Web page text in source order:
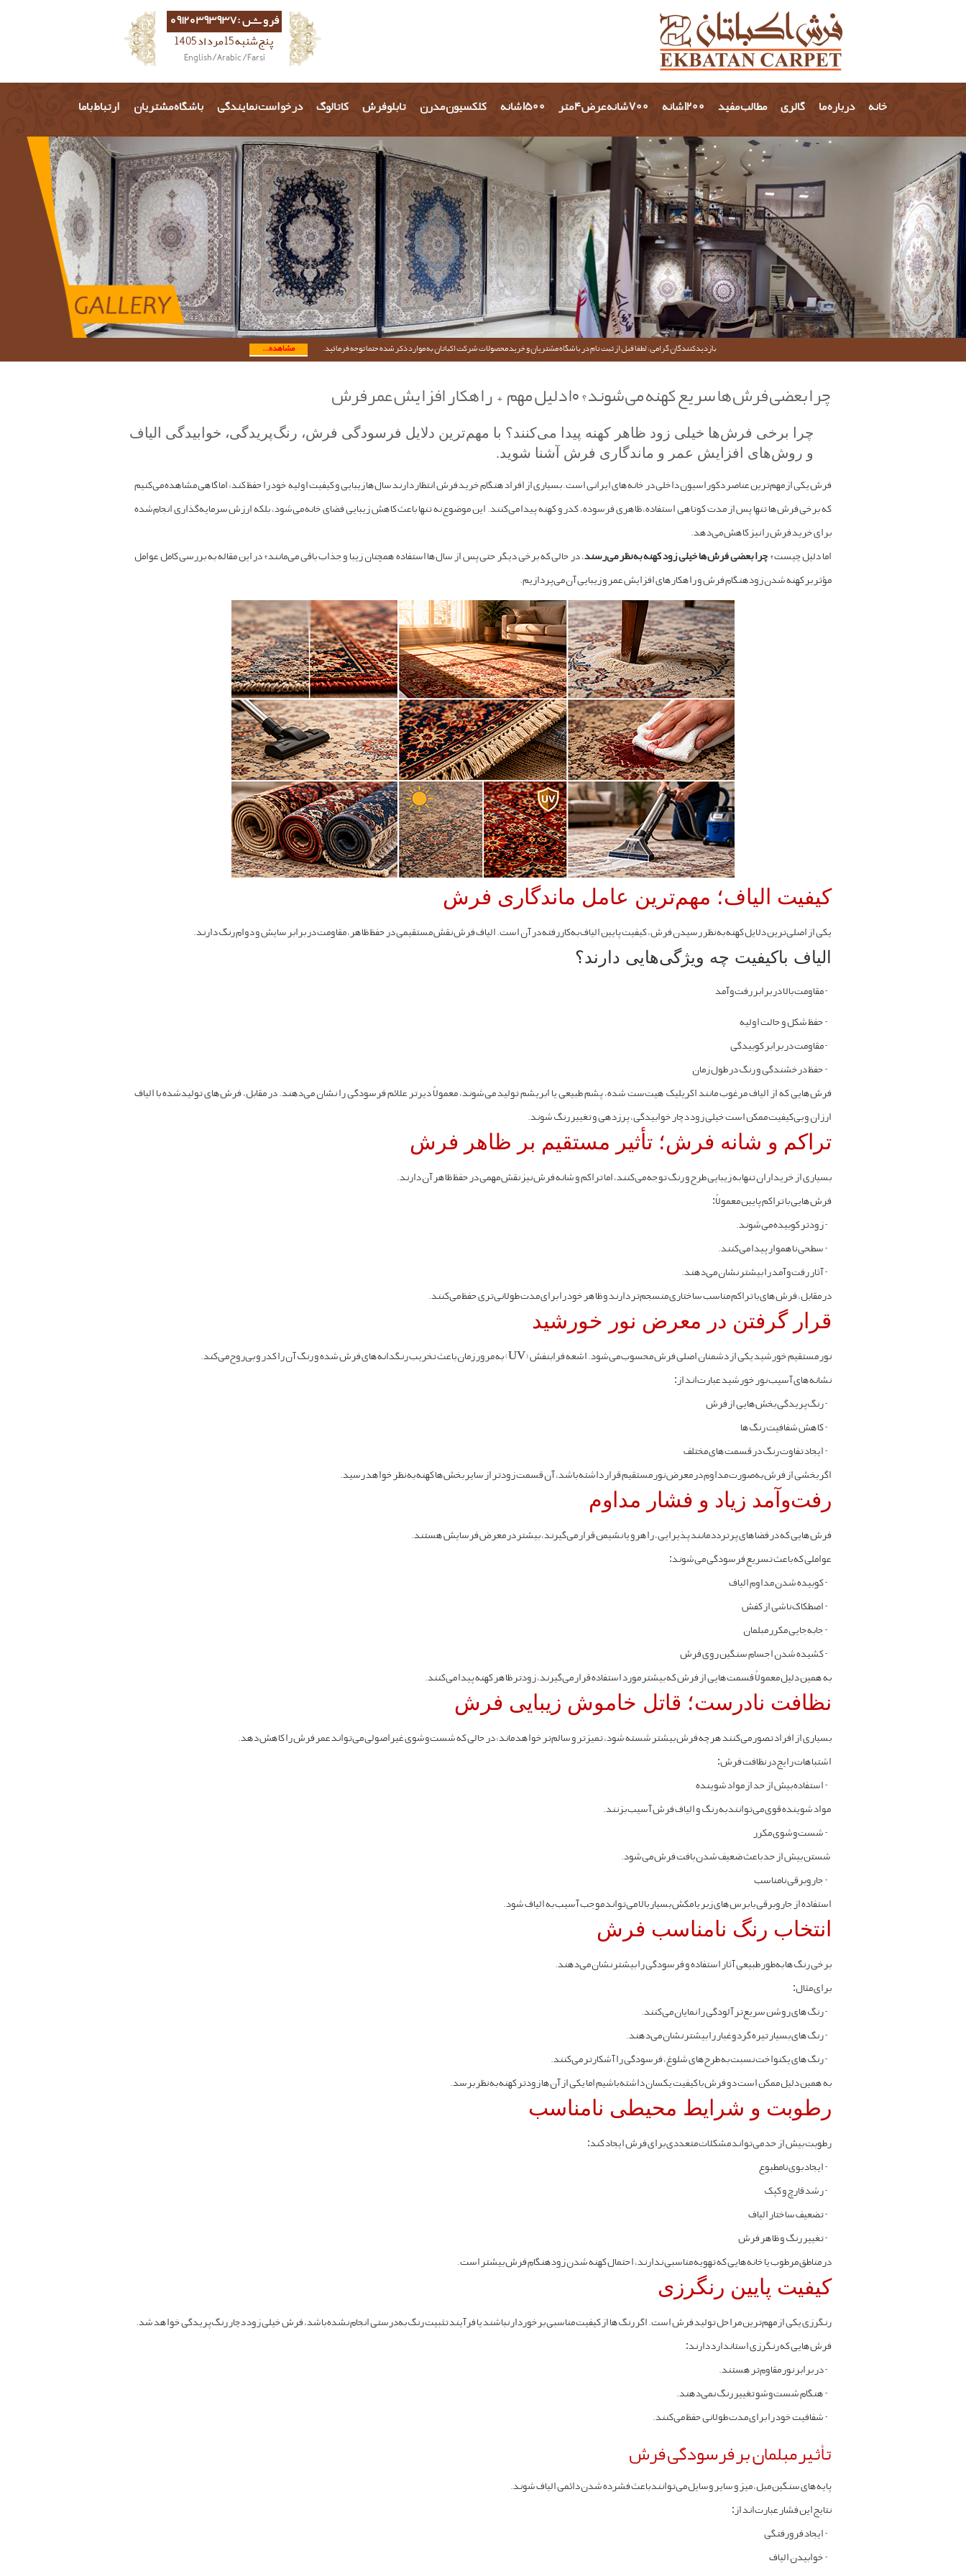
فروش :09120393937
پنج شنبه 15 مرداد 1405
English/ Arabic / Farsi
خانه درباره ما گالری مطالب مفید 1200 شانه 700 شانه عرض 4 متر 1500 شانه کلکسیون مدرن تابلو فرش کاتالوگ درخواست نمایندگی باشگاه مشتریان ارتباط باما
بازدیدکنندگان گرامی؛ لطفا قبل از ثبت نام در باشگاه مشتریان و خرید محصولات شرکت اکباتان به موارد ذکر شده حتما توجه فرمائید. مشاهده...
چرا بعضی فرش‌ها سریع کهنه می‌شوند؟ ۱۰ دلیل مهم + راهکار افزایش عمر فرش
چرا برخی فرش‌ها خیلی زود ظاهر کهنه پیدا می‌کنند؟ با مهم‌ترین دلایل فرسودگی فرش، رنگ‌پریدگی، خوابیدگی الیاف
و روش‌های افزایش عمر و ماندگاری فرش آشنا شوید.
فرش یکی از مهم‌ترین عناصر دکوراسیون داخلی در خانه‌های ایرانی است. بسیاری از افراد هنگام خرید فرش انتظار دارند سال‌ها زیبایی و کیفیت اولیه خود را حفظ کند؛ اما گاهی مشاهده می‌کنیم
که برخی فرش‌ها تنها پس از مدت کوتاهی استفاده، ظاهری فرسوده، کدر و کهنه پیدا می‌کنند. این موضوع نه تنها باعث کاهش زیبایی فضای خانه می‌شود، بلکه ارزش سرمایه‌گذاری انجام‌شده
برای خرید فرش را نیز کاهش می‌دهد.
اما دلیل چیست؟ چرا بعضی فرش‌ها خیلی زود کهنه به نظر می‌رسند، در حالی که برخی دیگر حتی پس از سال‌ها استفاده همچنان زیبا و جذاب باقی می‌مانند؟ در این مقاله به بررسی کامل عوامل
مؤثر بر کهنه شدن زودهنگام فرش و راهکارهای افزایش عمر و زیبایی آن می‌پردازیم.
کیفیت الیاف؛ مهم‌ترین عامل ماندگاری فرش
یکی از اصلی‌ترین دلایل کهنه به نظر رسیدن فرش، کیفیت پایین الیاف به‌کاررفته در آن است. الیاف فرش نقش مستقیمی در حفظ ظاهر، مقاومت در برابر سایش و دوام رنگ دارند.
الیاف باکیفیت چه ویژگی‌هایی دارند؟
- مقاومت بالا در برابر رفت‌وآمد
-حفظ شکل و حالت اولیه
-مقاومت در برابر کوبیدگی
-حفظ درخشندگی و رنگ در طول زمان
فرش‌هایی که از الیاف مرغوب مانند اکریلیک هیت‌ست شده، پشم طبیعی یا ابریشم تولید می‌شوند، معمولاً دیرتر علائم فرسودگی را نشان می‌دهند. در مقابل، فرش‌های تولیدشده با الیاف
ارزان و بی‌کیفیت ممکن است خیلی زود دچار خوابیدگی، پرزدهی و تغییر رنگ شوند.
تراکم و شانه فرش؛ تأثیر مستقیم بر ظاهر فرش
بسیاری از خریداران تنها به زیبایی طرح و رنگ توجه می‌کنند، اما تراکم و شانه فرش نیز نقش مهمی در حفظ ظاهر آن دارند.
فرش‌هایی با تراکم پایین معمولاً:
-زودتر کوبیده می‌شوند.
-سطحی ناهموار پیدا می‌کنند.
- آثار رفت‌وآمد را بیشتر نشان می‌دهند.
در مقابل، فرش‌های با تراکم مناسب ساختاری منسجم‌تر دارند و ظاهر خود را برای مدت طولانی‌تری حفظ می‌کنند.
قرار گرفتن در معرض نور خورشید
نور مستقیم خورشید یکی از دشمنان اصلی فرش محسوب می‌شود. اشعه فرابنفش (UV) به مرور زمان باعث تخریب رنگدانه‌های فرش شده و رنگ آن را کدر و بی‌روح می‌کند.
نشانه‌های آسیب نور خورشید عبارت‌اند از:
-رنگ‌پریدگی بخش‌هایی از فرش
-کاهش شفافیت رنگ‌ها
-ایجاد تفاوت رنگ در قسمت‌های مختلف
اگر بخشی از فرش به‌صورت مداوم در معرض نور مستقیم قرار داشته باشد، آن قسمت زودتر از سایر بخش‌ها کهنه به نظر خواهد رسید.
رفت‌وآمد زیاد و فشار مداوم
فرش‌هایی که در فضاهای پرتردد مانند پذیرایی، راهرو یا نشیمن قرار می‌گیرند، بیشتر در معرض فرسایش هستند.
عواملی که باعث تسریع فرسودگی می‌شوند:
-کوبیده شدن مداوم الیاف
-اصطکاک ناشی از کفش
-جابه‌جایی مکرر مبلمان
-کشیده شدن اجسام سنگین روی فرش
به همین دلیل معمولاً قسمت‌هایی از فرش که بیشتر مورد استفاده قرار می‌گیرند، زودتر ظاهر کهنه پیدا می‌کنند.
نظافت نادرست؛ قاتل خاموش زیبایی فرش
بسیاری از افراد تصور می‌کنند هرچه فرش بیشتر شسته شود، تمیزتر و سالم‌تر خواهد ماند؛ در حالی که شست‌وشوی غیراصولی می‌تواند عمر فرش را کاهش دهد.
اشتباهات رایج در نظافت فرش:
-استفاده بیش از حد از مواد شوینده
مواد شوینده قوی می‌توانند به رنگ و الیاف فرش آسیب بزنند.
-شست‌وشوی مکرر
شستن بیش از حد باعث ضعیف شدن بافت فرش می‌شود.
-جاروبرقی نامناسب
استفاده از جاروبرقی با برس‌های زبر یا مکش بسیار بالا می‌تواند موجب آسیب به الیاف شود.
انتخاب رنگ نامناسب فرش
برخی رنگ‌ها به‌طور طبیعی آثار استفاده و فرسودگی را بیشتر نشان می‌دهند.
برای مثال:
-رنگ‌های روشن سریع‌تر آلودگی را نمایان می‌کنند.
-رنگ‌های بسیار تیره گردوغبار را بیشتر نشان می‌دهند.
-رنگ‌های یکنواخت نسبت به طرح‌های شلوغ، فرسودگی را آشکارتر می‌کنند.
به همین دلیل ممکن است دو فرش با کیفیت یکسان داشته باشیم اما یکی از آن‌ها زودتر کهنه به نظر برسد.
رطوبت و شرایط محیطی نامناسب
رطوبت بیش از حد می‌تواند مشکلات متعددی برای فرش ایجاد کند:
-ایجاد بوی نامطبوع
-رشد قارچ و کپک
-تضعیف ساختار الیاف
-تغییر رنگ و ظاهر فرش
در مناطق مرطوب یا خانه‌هایی که تهویه مناسبی ندارند، احتمال کهنه شدن زودهنگام فرش بیشتر است.
کیفیت پایین رنگرزی
رنگرزی یکی از مهم‌ترین مراحل تولید فرش است. اگر رنگ‌ها از کیفیت مناسبی برخوردار نباشند یا فرآیند تثبیت رنگ به‌درستی انجام نشده باشد، فرش خیلی زود دچار رنگ‌پریدگی خواهد شد.
فرش‌هایی که رنگرزی استاندارد دارند:
-در برابر نور مقاوم‌تر هستند.
-هنگام شست‌وشو تغییر رنگ نمی‌دهند.
-شفافیت خود را برای مدت طولانی حفظ می‌کنند.
تأثیر مبلمان بر فرسودگی فرش
پایه‌های سنگین مبل، میز و سایر وسایل می‌توانند باعث فشرده شدن دائمی الیاف شوند.
نتایج این فشار عبارت‌اند از:
-ایجاد فرورفتگی
-خوابیدن الیاف